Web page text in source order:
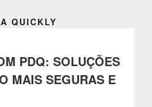
QUICKLY
PDQ: SOLUÇÕES
MAIS SEGURAS E